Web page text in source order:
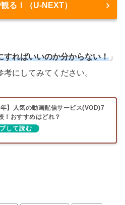
る！（U-NEXT）
すればいいのか分からない！ 」
にしてみてください。
年】人気の動画配信サービス(VOD)7
！おすすめはどれ？